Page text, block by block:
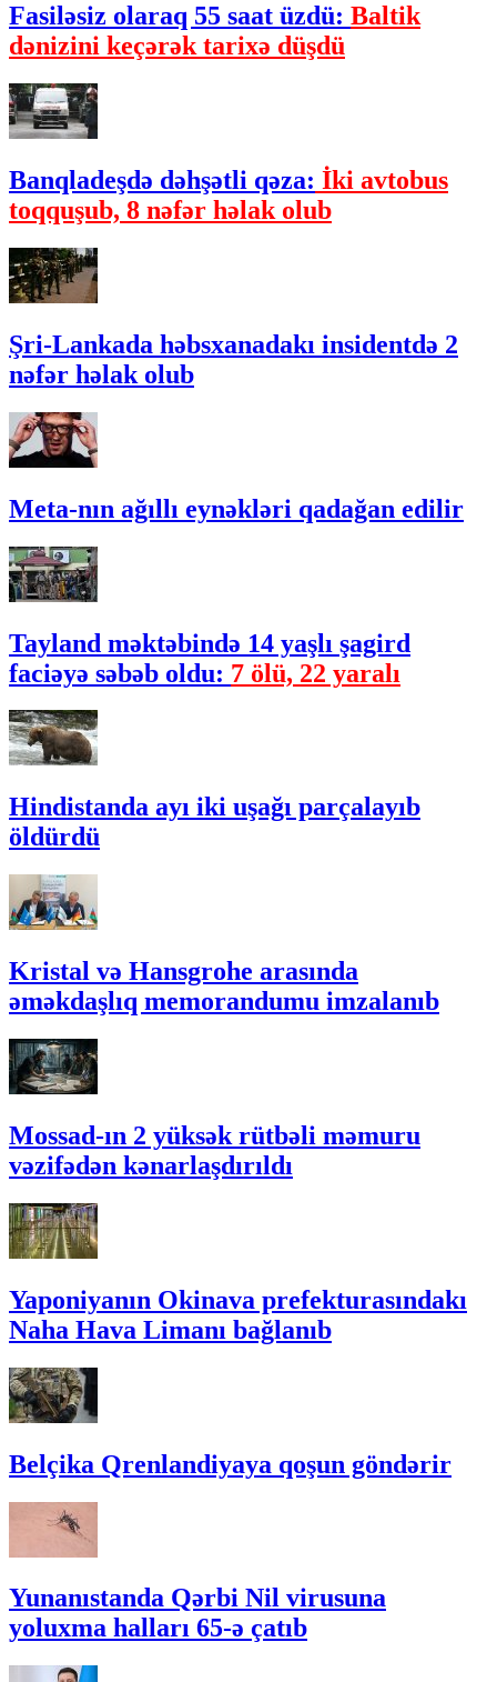
Fasiləsiz olaraq 55 saat üzdü: Baltik
dənizini keçərək tarixə düşdü
Banqladeşdə dəhşətli qəza: İki avtobus
toqquşub, 8 nəfər həlak olub
Şri-Lankada həbsxanadakı insidentdə 2
nəfər həlak olub
Meta-nın ağıllı eynəkləri qadağan edilir
Tayland məktəbində 14 yaşlı şagird
faciəyə səbəb oldu: 7 ölü, 22 yaralı
Hindistanda ayı iki uşağı parçalayıb
öldürdü
Kristal və Hansgrohe arasında
əməkdaşlıq memorandumu imzalanıb
Mossad-ın 2 yüksək rütbəli məmuru
vəzifədən kənarlaşdırıldı
Yaponiyanın Okinava prefekturasındakı
Naha Hava Limanı bağlanıb
Belçika Qrenlandiyaya qoşun göndərir
Yunanıstanda Qərbi Nil virusuna
yoluxma halları 65-ə çatıb